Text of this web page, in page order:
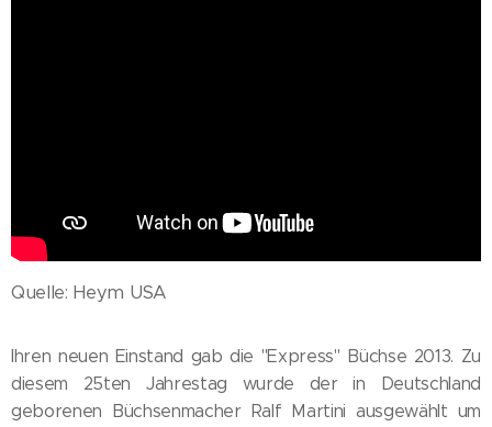
Quelle: Heym USA
Ihren neuen Einstand gab die "Express" Büchse 2013. Zu
diesem 25ten Jahrestag wurde der in Deutschland
geborenen Büchsenmacher Ralf Martini ausgewählt um